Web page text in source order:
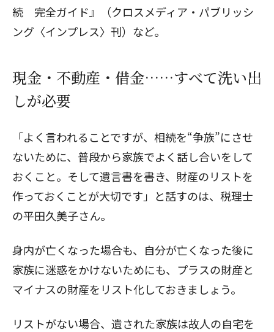
続 完全ガイド』（クロスメディア・パブリッシ
ング〈インプレス〉刊）など。
現金・不動産・借金……すべて洗い出
しが必要
「よく言われることですが、相続を“争族”にさせ
ないために、普段から家族でよく話し合いをして
おくこと。そして遺言書を書き、財産のリストを
作っておくことが大切です」と話すのは、税理士
の平田久美子さん。
身内が亡くなった場合も、自分が亡くなった後に
家族に迷惑をかけないためにも、プラスの財産と
マイナスの財産をリスト化しておきましょう。
リストがない場合、遺された家族は故人の自宅を